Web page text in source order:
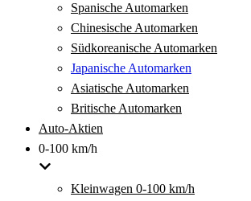
Spanische Automarken
Chinesische Automarken
Südkoreanische Automarken
Japanische Automarken
Asiatische Automarken
Britische Automarken
Auto-Aktien
0-100 km/h
Kleinwagen 0-100 km/h